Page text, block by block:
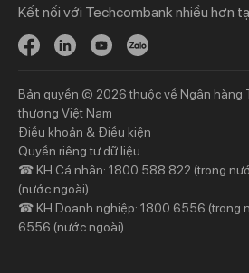
Đầu tư
Bảo hiểm
Thông tin mới
Khách hàng ưu tiên
Dịch vụ khách hàng ưu tiên
Đặc quyền vượt trội
Đại
Kết nối với Techcombank nhiều hơn
Bản quyền © 2026 thuộc về Ngân hàng
thương Việt Nam
Điều khoản & Điều kiện
Quyền riêng tư dữ liệu
☎ KH Cá nhân: 1800 588 822 (trong
(nước ngoài)
☎ KH Doanh nghiệp: 1800 6556 (trong
6556 (nước ngoài)